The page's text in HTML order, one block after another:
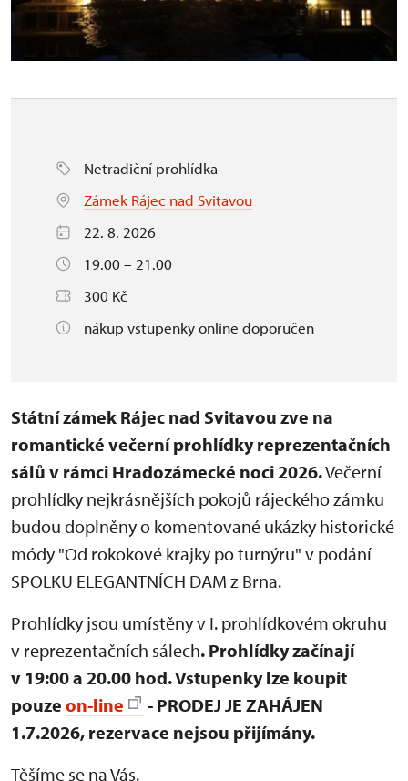
Netradiční prohlídka
Zámek Rájec nad Svitavou
22. 8. 2026
19.00 – 21.00
300 Kč
nákup vstupenky online doporučen
Státní zámek Rájec nad Svitavou zve na
romantické večerní prohlídky reprezentačních
sálů v rámci Hradozámecké noci 2026.Večerní
prohlídky nejkrásnějších pokojů rájeckého zámku
budou doplněny o komentované ukázky historické
módy "Od rokokové krajky po turnýru" v podání
SPOLKU ELEGANTNÍCH DAM z Brna.
Prohlídky jsou umístěny v I. prohlídkovém okruhu
v reprezentačních sálech. Prohlídkyzačínají
v 19:00 a 20.00 hod.Vstupenky lze koupit
pouze on-line
- PRODEJ JE ZAHÁJEN
1.7.2026, rezervace nejsou přijímány.
Těšíme se na Vás.